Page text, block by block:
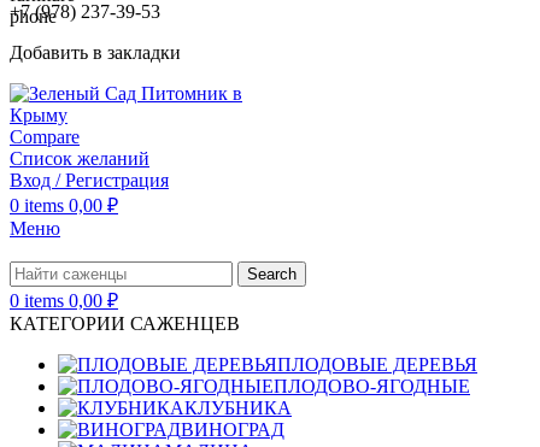
+7 (978) 237-39-53
Добавить в закладки
Compare
Список желаний
Вход / Регистрация
0 items 0,00 ₽
Меню
Search
0 items 0,00 ₽
КАТЕГОРИИ САЖЕНЦЕВ
ПЛОДОВЫЕ ДЕРЕВЬЯ
ПЛОДОВО-ЯГОДНЫЕ
КЛУБНИКА
ВИНОГРАД